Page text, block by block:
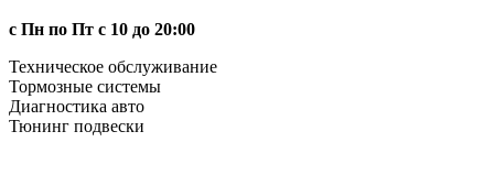
с Пн по Пт с 10 до 20:00
Техническое обслуживание
Тормозные системы
Диагностика авто
Тюнинг подвески